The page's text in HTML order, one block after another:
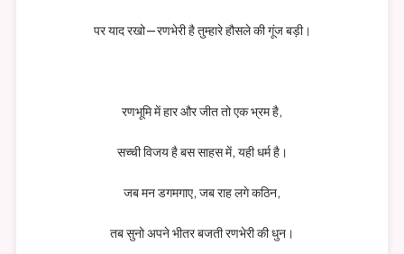
पर याद रखो—रणभेरी है तुम्हारे हौसले की गूंज बड़ी।
रणभूमि में हार और जीत तो एक भ्रम है,
सच्ची विजय है बस साहस में, यही धर्म है।
जब मन डगमगाए, जब राह लगे कठिन,
तब सुनो अपने भीतर बजती रणभेरी की धुन।